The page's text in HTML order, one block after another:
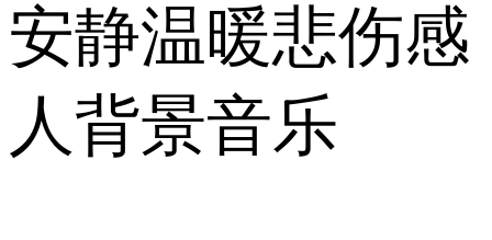
安静温暖悲伤感
人背景音乐